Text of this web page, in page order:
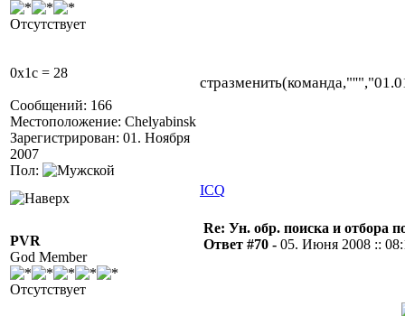
Отсутствует
0x1c = 28
Сообщений: 166
Местоположение: Chelyabinsk
Зарегистрирован: 01. Ноября
2007
Пол:
ICQ
PVR
God Member
Отсутствует
Re: Ун. обр. поиска и отбора
Ответ #70 - 05. Июня 2008 ::